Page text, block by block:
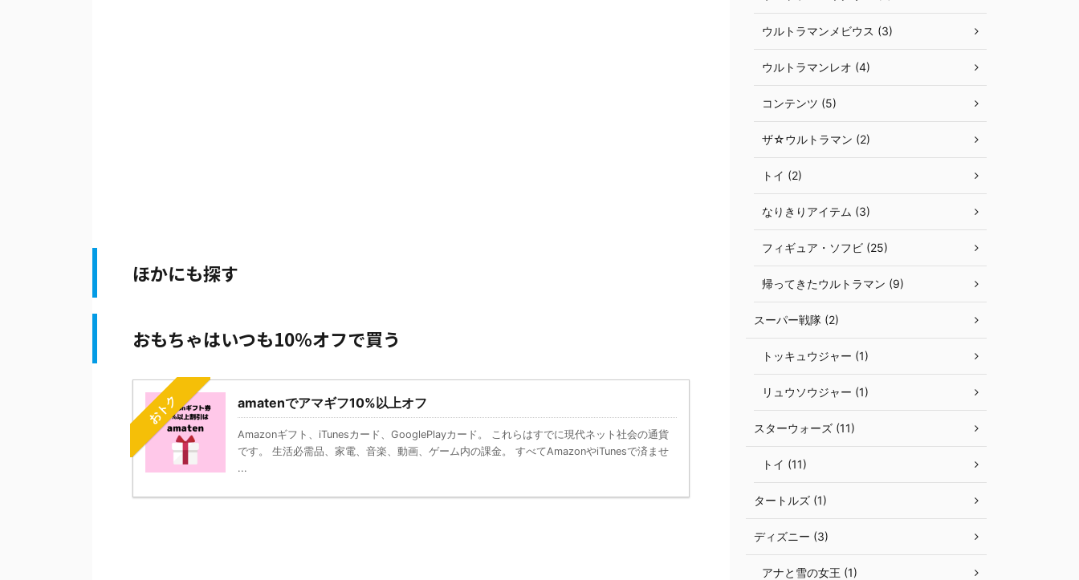
ほかにも探す
おもちゃはいつも10％オフで買う
おトク amatenでアマギフ10%以上オフ
Amazonギフト、iTunesカード、GooglePlayカード。 これらはすでに現代ネット社会の通貨
です。 生活必需品、家電、音楽、動画、ゲーム内の課金。 すべてAmazonやiTunesで済ませ
...
ウルトラマンメビウス (3)
ウルトラマンレオ (4)
コンテンツ (5)
ザ☆ウルトラマン (2)
トイ (2)
なりきりアイテム (3)
フィギュア・ソフビ (25)
帰ってきたウルトラマン (9)
スーパー戦隊 (2)
トッキュウジャー (1)
リュウソウジャー (1)
スターウォーズ (11)
トイ (11)
タートルズ (1)
ディズニー (3)
アナと雪の女王 (1)